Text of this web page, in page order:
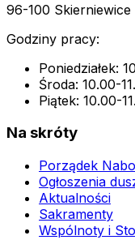
96-100 Skierniewice
Godziny pracy:
Poniedziałek:
Środa: 10.00-
Piątek: 10.00-
Na skróty
Porządek
Ogłoszenia
Aktualności
Sakramenty
Wspólnoty i